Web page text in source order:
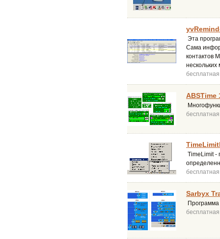
Эта
Сама
контактов
нескольких
бесплатная
ABSTime
бесплатная
TimeLimit -
бесплатная
Sarbyx
бесплатная